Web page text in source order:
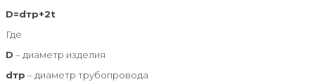
D=dтр+2t
Где
D – диаметр изделия
dтр – диаметр трубопровода